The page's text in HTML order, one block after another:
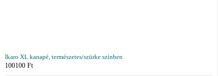
Ikaro XL kanapé, természetes/szürke színben
100100 Ft